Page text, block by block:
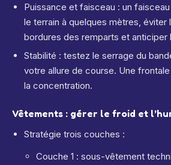
Puissance et faisceau : un
le terrain à quelques mètres, éviter
bordures des remparts et anticiper
Stabilité : testez le serrage du
votre allure de course. Une
la concentration.
Vêtements : gérer le froid et
Stratégie trois couches :
Couche 1 : sous-vêtement